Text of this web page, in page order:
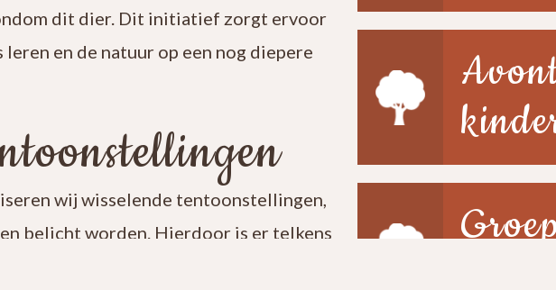
dit dier. Dit initiatief zorgt ervoor
en de natuur op een nog diepere
wij wisselende tentoonstellingen,
belicht worden. Hierdoor is er telkens